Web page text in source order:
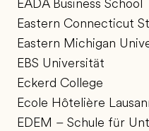
EADA Business School
Eastern Connecticut
Eastern Michigan
EBS Universität
Eckerd College
Ecole Hôtelière
EDEM – Schule für